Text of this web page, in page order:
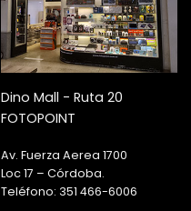
Dino Mall - Ruta 20
FOTOPOINT
Av. Fuerza Aerea 1700
Loc 17 – Córdoba.
Teléfono: 351 466-6006